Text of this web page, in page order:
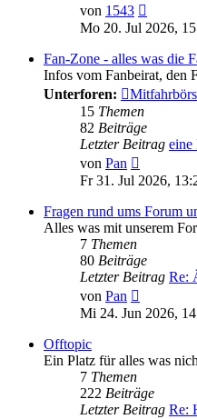
von 1543
Beitrag
Mo 20. Jul 2026,
Fan-Zone - alles was die
Infos vom Fanbeirat, den
Unterforen:
15 Themen
82 Beiträge
Letzter Beitrag eine
von Pan
Beitrag
Fr 31. Jul 2026,
Fragen rund ums Forum
Alles was mit unserem
7 Themen
80 Beiträge
Letzter Beitrag Re:
von Pan
Beitrag
Mi 24. Jun 2026,
Offtopic
Ein Platz für alles was
7 Themen
222 Beiträge
Letzter Beitrag Re: